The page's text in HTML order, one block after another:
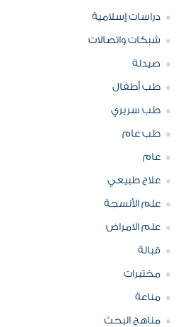
دراسات إسلامية
شبكات واتصالات
صيدلة
طب أطفال
طب سريري
طب عام
عام
علاج طبيعي
علم الأنسجة
علم الامراض
قبالة
مختبرات
مناعة
مناهج البحث